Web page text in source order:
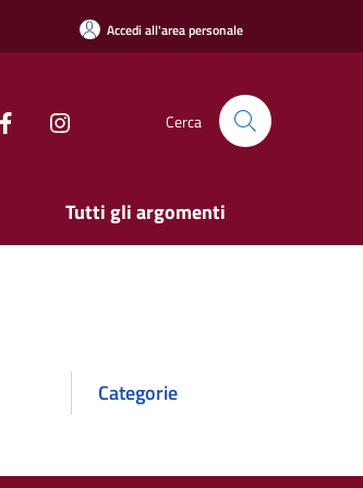
Accedi all'area personale
Cerca
Tutti gli argomenti
Categorie